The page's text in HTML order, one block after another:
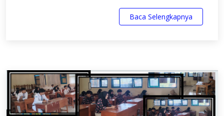
Baca Selengkapnya